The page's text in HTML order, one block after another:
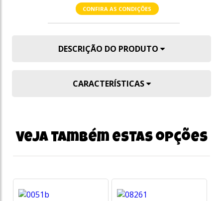
CONFIRA AS CONDIÇÕES
DESCRIÇÃO DO PRODUTO
CARACTERÍSTICAS
Veja também estas opções